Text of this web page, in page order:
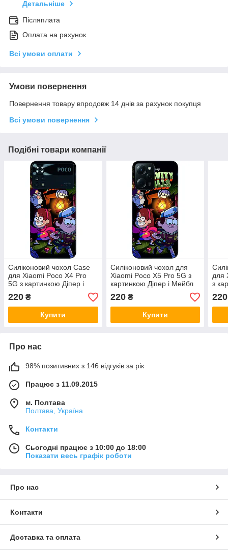
Детальніше
Післяплата
Оплата на рахунок
Всі умови оплати
Умови повернення
Повернення товару впродовж 14 днів за рахунок покупця
Всі умови повернення
Подібні товари компанії
Силіконовий чохол Case
для Xiaomi Poco X4 Pro
5G з картинкою Діпер і
Мейбл
220 ₴
Купити
Силіконовий чохол для
Xiaomi Poco X5 Pro 5G з
картинкою Діпер і Мейбл
220₴
Купити
для
з
220
Про нас
98% позитивних з 146 відгуків за рік
Працює з 11.09.2015
м. Полтава
Полтава, Україна
Контакти
Сьогодні працює з 10:00 до 18:00
Показати весь графік роботи
Про нас
Контакти
Доставка та оплата